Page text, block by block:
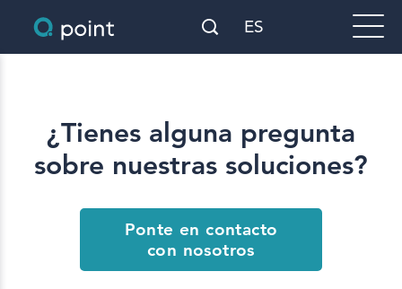
ES
¿Tienes alguna pregunta
sobre nuestras soluciones?
Ponte en contacto
con nosotros